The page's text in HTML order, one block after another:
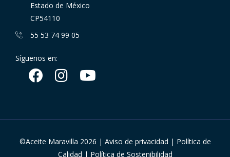
Estado de México
CP54110
55 53 74 99 05
Síguenos en:
©Aceite Maravilla 2026 | Aviso de privacidad | Política de
Calidad | Política de Sostenibilidad